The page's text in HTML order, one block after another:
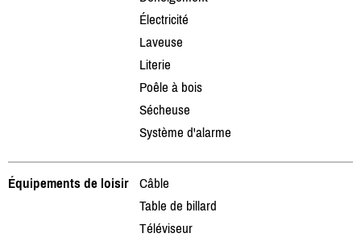
Électricité
Laveuse
Literie
Poêle à bois
Sécheuse
Système d'alarme
Équipements de loisir
Câble
Table de billard
Téléviseur